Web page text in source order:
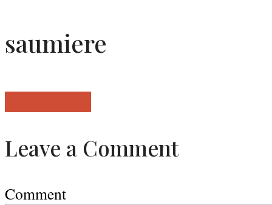
saumiere
Leave a Comment
Comment